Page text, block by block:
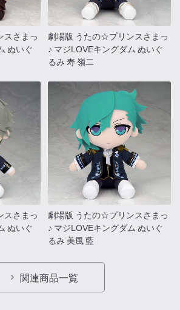
さまっ
ぬいぐ
劇場版 うたの☆プリンスさまっ
♪ マジLOVEキングダム ぬいぐ
るみ 寿 嶺二
さまっ
ぬいぐ
劇場版 うたの☆プリンスさまっ
♪ マジLOVEキングダム ぬいぐ
るみ 美風 藍
関連商品一覧